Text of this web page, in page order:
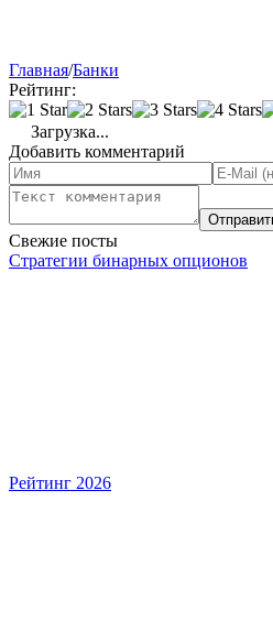
Главная/Банки
Рейтинг:
Загрузка...
Добавить комментарий
Свежие посты
Стратегии бинарных опционов
Рейтинг 2026